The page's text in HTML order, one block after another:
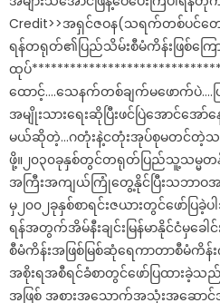
Credit>>အရှင်ဇဝန(သရက်တစ်ပင်တေ
ရန်တရုတ်၏ပြည်သိမ်းစီမံကိန်းဖြစ်ကြော
ထုပ်
ထောင့်….သေနက်တစ်ချက်မဖောက်ပဲ….ပ
အမျိုးသားရေးဆိုပြီးဖင်ပြဲအောင်အေ
မယ်ဆိုတဲ့…ဂတုံးနဲ့ငတုံးအုပ်စုမတင်တဲ့သတ
ဖို့။၂၀၃၀ခုနှစ်တွင်တရုတ်ပြည်သူ့သမ္မတနို
အကြီးအကျယ်ကြုံတွေ့နိုင်ပြီးသဘာဝအရင်
မှ၂၀၀၂ခုနှစ်စာရင်းဇယားတွင်ဖော်ပြခဲ့
ရန်အတွက်အိမ်နီးချင်းမြန်မာနိုင်ငံမှခေ
စီမံကိန်းအဖြစ်မြစ်ဆုံရေကာတာစီမံကိန်
အစိုးရအစီရင်ခံစာတွင်ဖော်ပြထားခဲ့သ
အဖြစ် အစားအသောက်အသုံးအဆောင်အစီး